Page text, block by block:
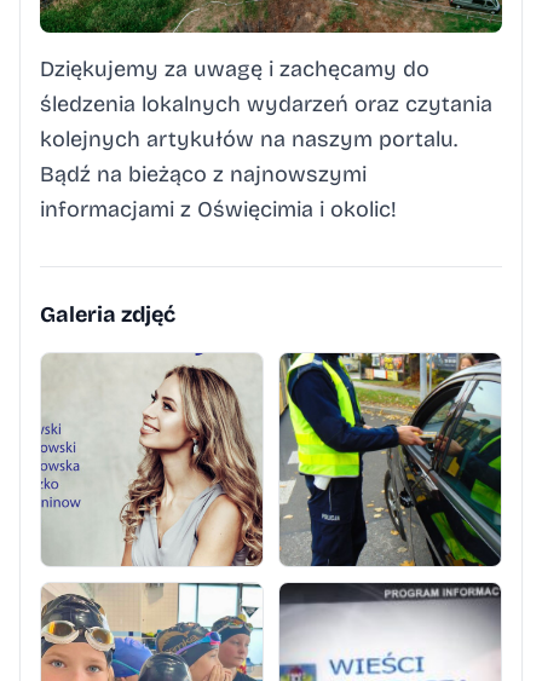
Dziękujemy za uwagę i zachęcamy do
śledzenia lokalnych wydarzeń oraz czytania
kolejnych artykułów na naszym portalu.
Bądź na bieżąco z najnowszymi
informacjami z Oświęcimia i okolic!
Galeria zdjęć